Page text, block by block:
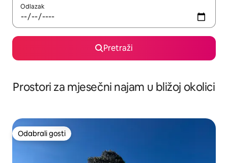
Odlazak
Pretraži
Prostori za mjesečni najam u bližoj okolici
Odabrali gosti
Odabrali gosti